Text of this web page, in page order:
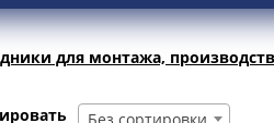
для монтажа,